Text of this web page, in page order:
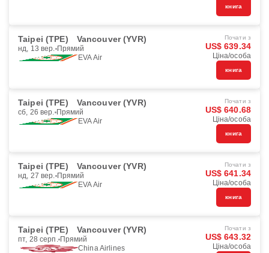
книга
Taipei (TPE) Vancouver (YVR)
нд, 13 вер. Прямий
EVA Air
Почати з
US$ 639.34
Ціна/особа
книга
Taipei (TPE) Vancouver (YVR)
сб, 26 вер. Прямий
EVA Air
Почати з
US$ 640.68
Ціна/особа
книга
Taipei (TPE) Vancouver (YVR)
нд, 27 вер. Прямий
EVA Air
Почати з
US$ 641.34
Ціна/особа
книга
Taipei (TPE) Vancouver (YVR)
пт, 28 серп. Прямий
China Airlines
Почати з
US$ 643.32
Ціна/особа